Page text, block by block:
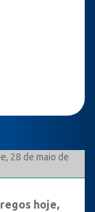
hoje,